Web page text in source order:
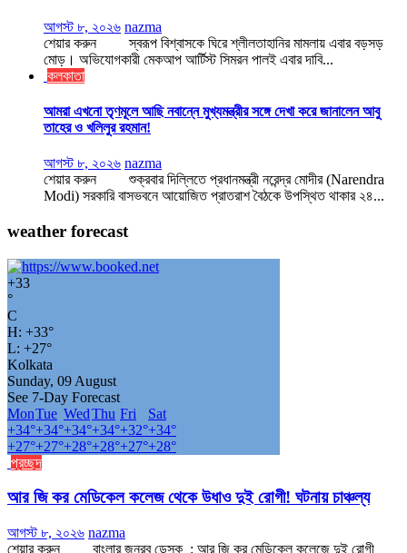
আগস্ট ৮, ২০২৬ nazma
শেয়ার করুন স্বরূপ বিশ্বাসকে ঘিরে শ্লীলতাহানির মামলায় এবার বড়সড়
মোড়। অভিযোগকারী মেকআপ আর্টিস্ট সিমরন পালই এবার দাবি...
কলকাতা
আমরা এখনো তৃণমূলে আছি নবান্নে মুখ্যমন্ত্রীর সঙ্গে দেখা করে জানালেন আবু
তাহের ও খলিলুর রহমান!
আগস্ট ৮, ২০২৬ nazma
শেয়ার করুন শুক্রবার দিল্লিতে প্রধানমন্ত্রী নরেন্দ্র মোদীর (Narendra
Modi) সরকারি বাসভবনে আয়োজিত প্রাতরাশ বৈঠকে উপস্থিত থাকার ২৪...
weather forecast
+33
°
C
H: +33°
L: +27°
Kolkata
Sunday, 09 August
See 7-Day Forecast
MonTue WedThu Fri
Sat
+34°+34°+34°+34°+32°+34°
+27°+27°+28°+28°+27°+28°
প্রচ্ছদ
আর জি কর মেডিকেল কলেজ থেকে উধাও দুই রোগী! ঘটনায় চাঞ্চল্য
আগস্ট ৮, ২০২৬ nazma
শেয়ার করুন বাংলার জনরব ডেস্ক : আর জি কর মেডিকেল কলেজে দুই রোগী